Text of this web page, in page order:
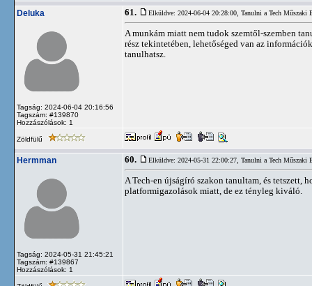
Deluka
Tagság: 2024-06-04 20:16:56
Tagszám: #139870
Hozzászólások: 1
61. Elküldve: 2024-06-04 20:28:00, Tanulni a Tech Műszaki
A munkám miatt nem tudok szemtől-szemben
rész tekintetében, lehetőséged van az
tanulhatsz.
Zöldfülű
Hermman
Tagság: 2024-05-31 21:45:21
Tagszám: #139867
Hozzászólások: 1
60. Elküldve: 2024-05-31 22:00:27, Tanulni a Tech Műszaki
A Tech-en újságíró szakon tanultam, és tetszett,
platformigazolások miatt, de ez tényleg kiváló.